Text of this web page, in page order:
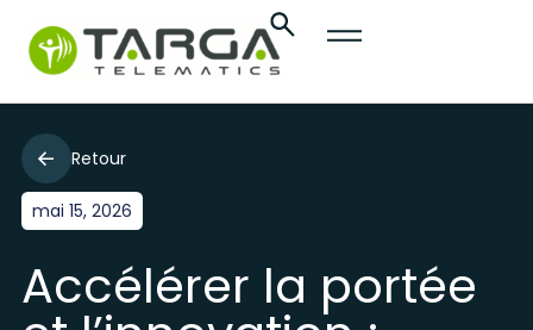
Retour
mai 15, 2026
Accélérer la portée